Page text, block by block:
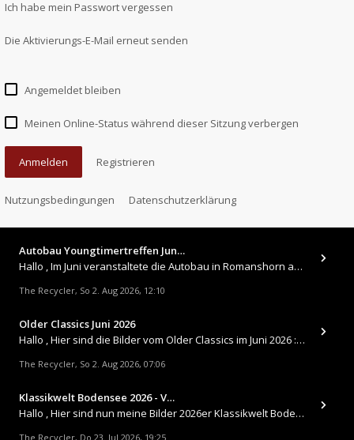
Ich habe mein Passwort vergessen
Die Aktivierungs-E-Mail erneut senden
Angemeldet bleiben
Meinen Online-Status während dieser Sitzung verbergen
Anmelden Registrieren
Nutzungsbedingungen Datenschutzerklärung
Autobau Youngtimertreffen Jun…
Hallo , Im Juni veranstaltete die Autobau in Romanshorn auf ihrem Gelände ein kleines Youngtimertreffen : https://up.
The Recycler, So 2. Aug 2026, 12:10
Older Classics Juni 2026
​Hallo , Hier sind die Bilder vom Older Classics im Juni 2026 : https://up.picr.de/51155940wd.jpg https://up.pic
The Recycler, So 2. Aug 2026, 07:06
Klassikwelt Bodensee 2026 - V…
Hallo , Hier sind nun meine Bilder 2026er Klassikwelt Bodensee 😀 https://up.picr.de/51125547rb.jpg https://up.pi
The Recycler, Do 23. Jul 2026, 19:25